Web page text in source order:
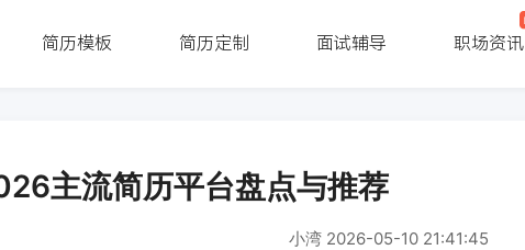
简历模板 简历定制 面试辅导 职场资讯
主流简历平台盘点与推荐
小湾 2026-05-10 21:41:45